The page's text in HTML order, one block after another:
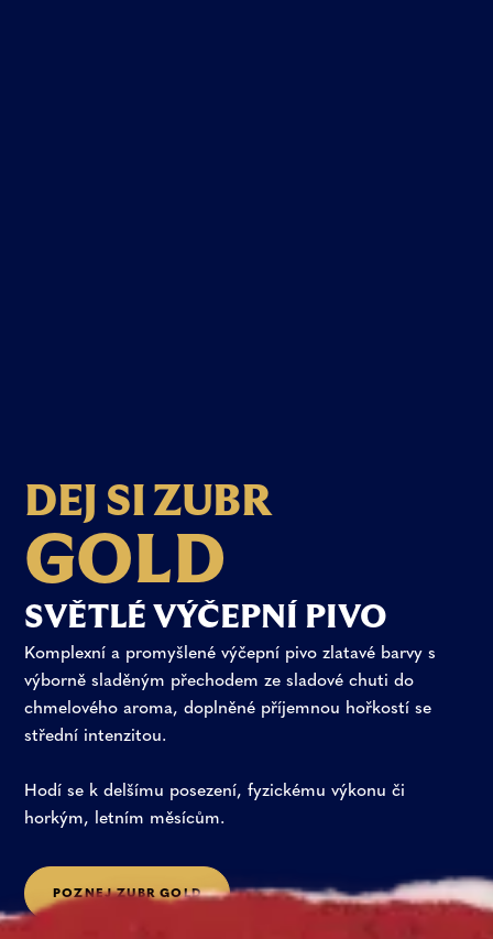
DEJ SI ZUBR
GOLD
SVĚTLÉ VÝČEPNÍ PIVO
Komplexní a promyšlené výčepní pivo zlatavé barvy s
výborně sladěným přechodem ze sladové chuti do
chmelového aroma, doplněné příjemnou hořkostí se
střední intenzitou.
Hodí se k delšímu posezení, fyzickému výkonu či
horkým, letním měsícům.
POZNEJ ZUBR GOLD